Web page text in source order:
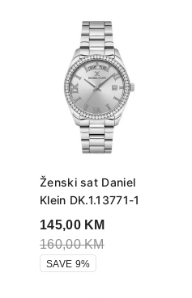
Ženski sat Daniel
Klein DK.1.13771-1
145,00 KM
160,00KM
SAVE 9%